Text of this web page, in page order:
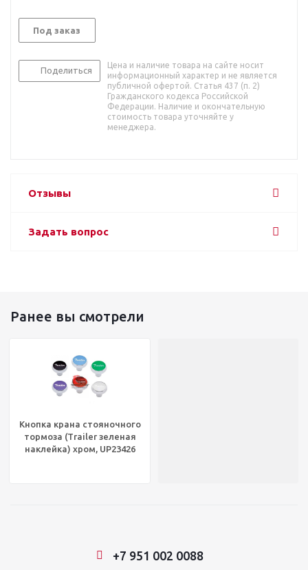
Под заказ
Поделиться
Цена и наличие товара на сайте носит
информационный характер и не является
публичной офертой. Статья 437 (п. 2)
Гражданского кодекса Российской
Федерации. Наличие и окончательную
стоимость товара уточняйте у
менеджера.
Отзывы
Задать вопрос
Ранее вы смотрели
Кнопка крана стояночного
тормоза (Trailer зеленая
наклейка) хром, UP23426
+7 951 002 0088